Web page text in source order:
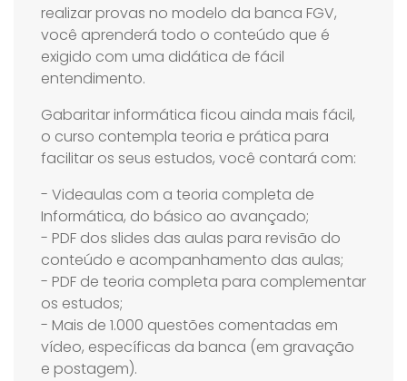
realizar provas no modelo da banca FGV,
você aprenderá todo o conteúdo que é
exigido com uma didática de fácil
entendimento.
Gabaritar informática ficou ainda mais fácil,
o curso contempla teoria e prática para
facilitar os seus estudos, você contará com:
- Videaulas com a teoria completa de
Informática, do básico ao avançado;
- PDF dos slides das aulas para revisão do
conteúdo e acompanhamento das aulas;
- PDF de teoria completa para complementar
os estudos;
- Mais de 1.000 questões comentadas em
vídeo, específicas da banca (em gravação
e postagem).